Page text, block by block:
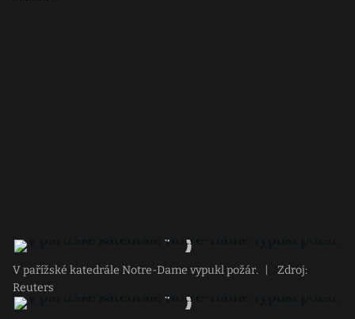
V pařížské katedrále Notre-Dame vypukl požár.
Zdroj:
Reuters